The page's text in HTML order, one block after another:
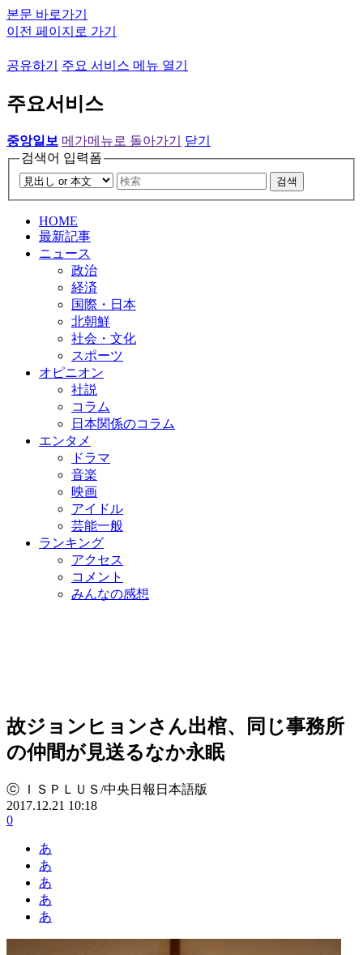
본문 바로가기
이전 페이지로 가기
공유하기 주요 서비스 메뉴 열기
주요서비스
중앙일보 메가메뉴로 돌아가기
닫기
검색어 입력폼
검색
HOME
最新記事
ニュース
政治
経済
国際・日本
北朝鮮
社会・文化
スポーツ
オピニオン
社説
コラム
日本関係のコラム
エンタメ
ドラマ
音楽
映画
アイドル
芸能一般
ランキング
アクセス
コメント
みんなの感想
故ジョンヒョンさん出棺、同じ事務所
の仲間が見送るなか永眠
ⓒ ＩＳＰＬＵＳ/中央日報日本語版
2017.12.21 10:18
0
あ
あ
あ
あ
あ